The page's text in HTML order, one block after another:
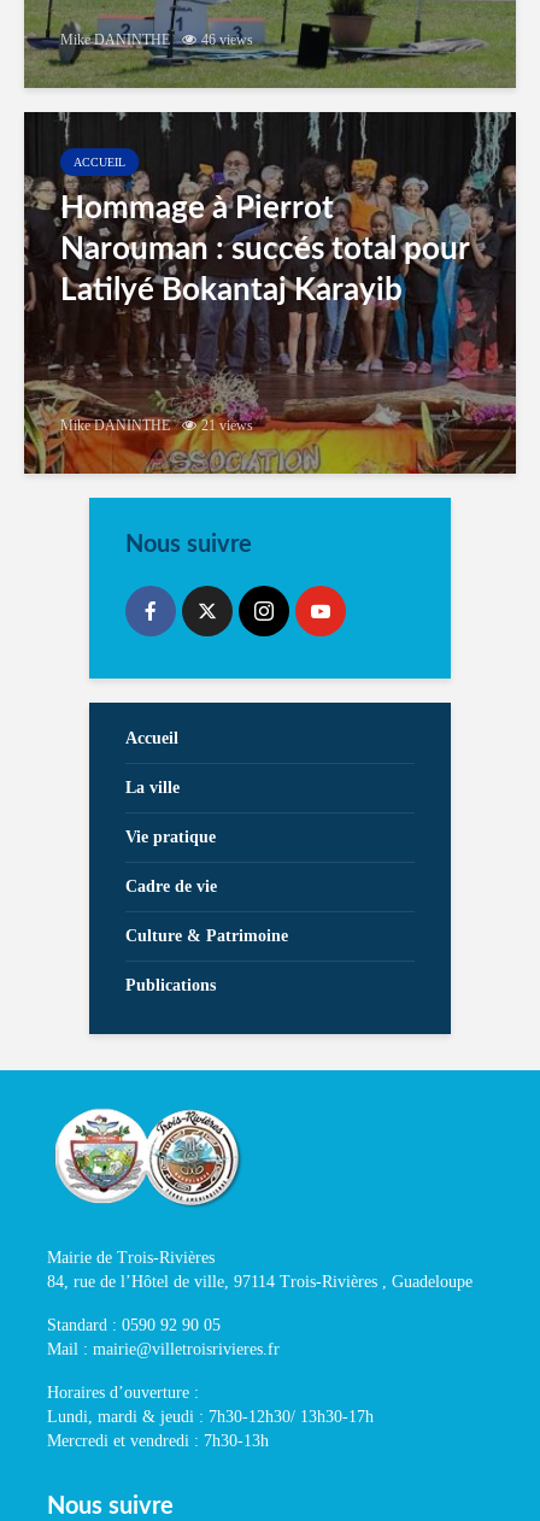
Mike DANINTHE 46 views
ACCUEIL
Hommage à Pierrot
Narouman : succés total pour
Latilyé Bokantaj Karayib
Mike DANINTHE 21 views
Nous suivre
Accueil
La ville
Vie pratique
Cadre de vie
Culture & Patrimoine
Publications
Mairie de Trois-Rivières
84, rue de l’Hôtel de ville, 97114 Trois-Rivières , Guadeloupe
Standard : 0590 92 90 05
Mail : mairie@villetroisrivieres.fr
Horaires d’ouverture :
Lundi, mardi & jeudi : 7h30-12h30/ 13h30-17h
Mercredi et vendredi : 7h30-13h
Nous suivre